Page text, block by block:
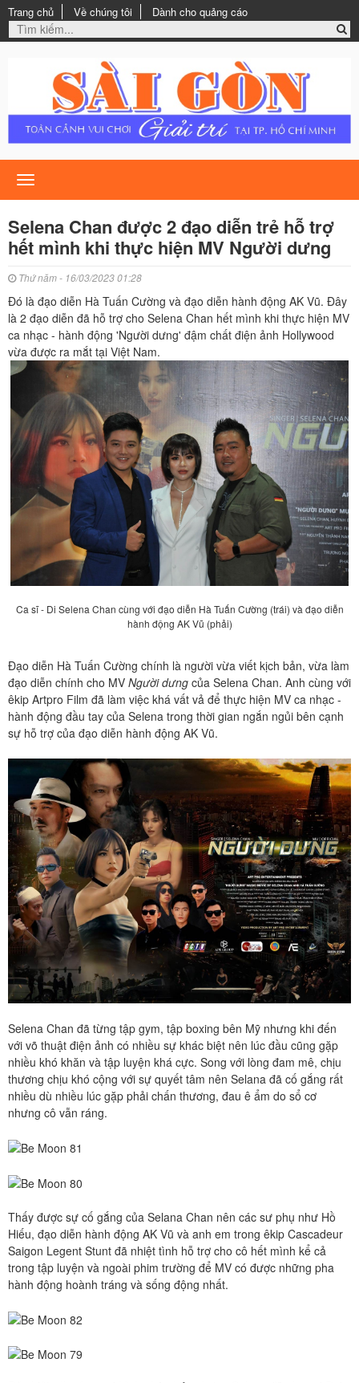
Trang chủ Về chúng tôi Dành cho quảng cáo
Toggle
navigation
Selena Chan được 2 đạo diễn trẻ hỗ trợ
hết mình khi thực hiện MV Người dưng
Thứ năm - 16/03/2023 01:28
Đó là đạo diễn Hà Tuấn Cường và đạo diễn hành động AK Vũ. Đây
là 2 đạo diễn đã hỗ trợ cho Selena Chan hết mình khi thực hiện MV
ca nhạc - hành động 'Người dưng' đậm chất điện ảnh Hollywood
vừa được ra mắt tại Việt Nam.
Ca sĩ - Di Selena Chan cùng với đạo diễn Hà Tuấn Cường (trái) và đạo diễn
hành động AK Vũ (phải)
Đạo diễn Hà Tuấn Cường chính là người vừa viết kịch bản, vừa làm
đạo diễn chính cho MV Người dưng của Selena Chan. Anh cùng với
êkip Artpro Film đã làm việc khá vất vả để thực hiện MV ca nhạc -
hành động đầu tay của Selena trong thời gian ngắn ngủi bên cạnh
sự hỗ trợ của đạo diễn hành động AK Vũ.
Selena Chan đã từng tập gym, tập boxing bên Mỹ nhưng khi đến
với võ thuật điện ảnh có nhiều sự khác biệt nên lúc đầu cũng gặp
nhiều khó khăn và tập luyện khá cực. Song với lòng đam mê, chịu
thương chịu khó cộng với sự quyết tâm nên Selana đã cố gắng rất
nhiều dù nhiều lúc gặp phải chấn thương, đau ê ẩm do sổ cơ
nhưng cô vẫn ráng.
Thấy được sự cố gắng của Selana Chan nên các sư phụ như Hồ
Hiếu, đạo diễn hành động AK Vũ và anh em trong êkip Cascadeur
Saigon Legent Stunt đã nhiệt tình hỗ trợ cho cô hết mình kể cả
trong tập luyện và ngoài phim trường để MV có được những pha
hành động hoành tráng và sống động nhất.